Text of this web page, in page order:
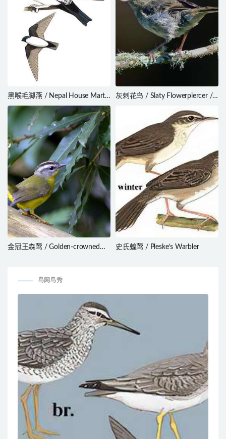
黑喉毛脚燕 / Nepal House Martin
/ Delichon nipalense
灰刺花鸟 / Slaty Flowerpiercer /
金冠王森莺 / Golden-crowned
史氏蝗莺 / Pleske’s Warbler
鸟网鸟秀